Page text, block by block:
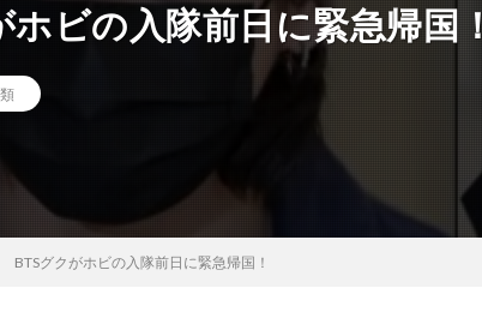
ホビの入隊前日に緊急帰国！
BTSグクがホビの入隊前日に緊急帰国！